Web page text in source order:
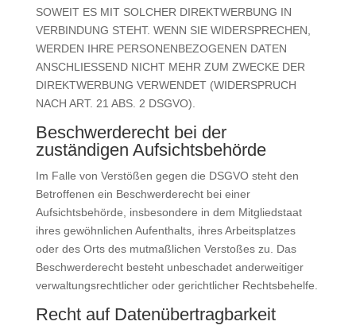
SOWEIT ES MIT SOLCHER DIREKTWERBUNG IN
VERBINDUNG STEHT. WENN SIE WIDERSPRECHEN,
WERDEN IHRE PERSONENBEZOGENEN DATEN
ANSCHLIESSEND NICHT MEHR ZUM ZWECKE DER
DIREKTWERBUNG VERWENDET (WIDERSPRUCH
NACH ART. 21 ABS. 2 DSGVO).
Beschwerde­recht bei der
zuständigen Aufsichts­behörde
Im Falle von Verstößen gegen die DSGVO steht den
Betroffenen ein Beschwerderecht bei einer
Aufsichtsbehörde, insbesondere in dem Mitgliedstaat
ihres gewöhnlichen Aufenthalts, ihres Arbeitsplatzes
oder des Orts des mutmaßlichen Verstoßes zu. Das
Beschwerderecht besteht unbeschadet anderweitiger
verwaltungsrechtlicher oder gerichtlicher Rechtsbehelfe.
Recht auf Daten­übertrag­barkeit